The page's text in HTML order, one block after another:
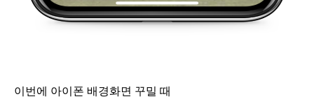
이번에 아이폰 배경화면 꾸밀 때